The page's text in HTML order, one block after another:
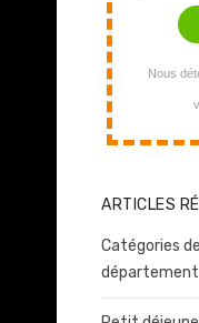
ARTICLES
Catégories